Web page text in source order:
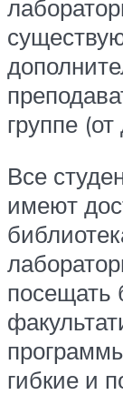
группе
Все
имеют
посещать
гибкие и